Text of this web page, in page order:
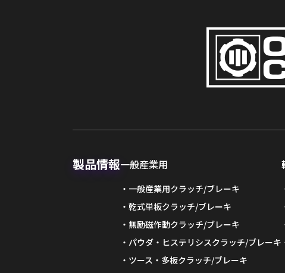
製品情報一般産業用
一般産業用クラッチ/ブレーキ
乾式単板クラッチ/ブレーキ
無励磁作動クラッチ/ブレーキ
パウダ・ヒステリシスクラッチ/ブレーキ
ツース・多板クラッチ/ブレーキ